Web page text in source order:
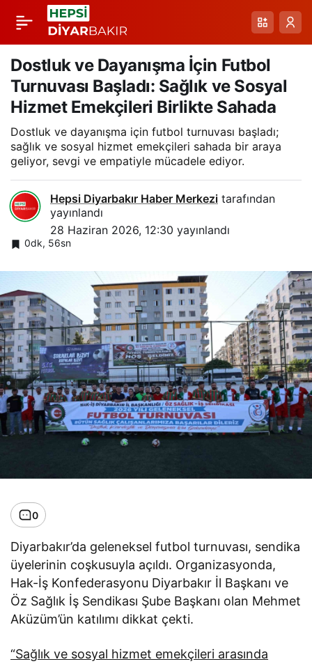
Dostluk ve Dayanışma İçin Futbol
Turnuvası Başladı: Sağlık ve Sosyal
Hizmet Emekçileri Birlikte Sahada
Dostluk ve dayanışma için futbol turnuvası başladı;
sağlık ve sosyal hizmet emekçileri sahada bir araya
geliyor, sevgi ve empatiyle mücadele ediyor.
Hepsi Diyarbakır Haber Merkezi tarafından
yayınlandı
28 Haziran 2026, 12:30 yayınlandı
0dk, 56sn
0
Diyarbakır’da geleneksel futbol turnuvası, sendika
üyelerinin coşkusuyla açıldı. Organizasyonda,
Hak-İş Konfederasyonu Diyarbakır İl Başkanı ve
Öz Sağlık İş Sendikası Şube Başkanı olan Mehmet
Aküzüm’ün katılımı dikkat çekti.
“Sağlık ve sosyal hizmet emekçileri arasında
Çermik Kaplıcaları ve
Bölgesel Çörek
Lezzeti: Turizm ve
Geleneksel Ürünler
Paylaş